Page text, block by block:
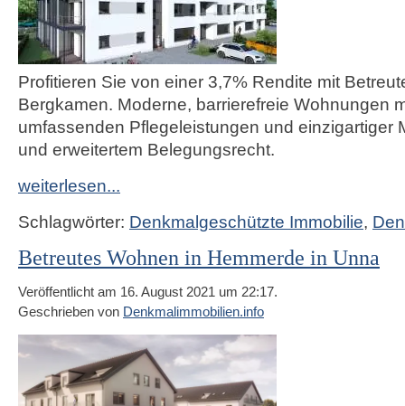
Profitieren Sie von einer 3,7% Rendite mit
Bergkamen. Moderne, barrierefreie Wohnungen
umfassenden Pflegeleistungen und einzigartiger
und erweitertem Belegungsrecht.
weiterlesen...
Schlagwörter: Denkmalgeschützte Immobilie,
Betreutes Wohnen in Hemmerde in Unna
Veröffentlicht am 16. August 2021 um 22:17.
Geschrieben von Denkmalimmobilien.info